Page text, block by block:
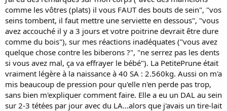
comme les vôtres (plats) il vous FAUT des bouts de sein", "vos
seins tombent, il faut mettre une serviette en dessous", "vous
avez accouché il y a 3 jours et votre poitrine devrait être dure
comme du bois"), sur mes réactions inadéquates ("vous avez
quelque chose contre les biberons ?", "ne serrez pas les dents
si vous avez mal, ça va effrayer le bébé"). La PetitePrune était
vraiment légère à la naissance à 40 SA : 2.560kg. Aussi on m'a
mis beaucoup de pression pour qu'elle n'en perde pas trop,
sans bien m'expliquer comment faire. Elle a eu un DAL au sein
sur 2-3 tétées par jour avec du LA...alors que j'avais un tire-lait